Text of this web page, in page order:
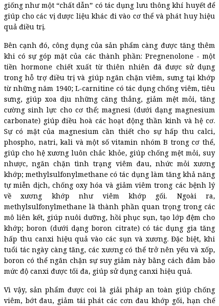
giống như một “chất dẫn” có tác dụng lưu thông khí huyết để
giúp cho các vị dược liệu khác đi vào cơ thể và phát huy hiệu
quả điều trị.
Bên cạnh đó, công dụng của sản phẩm càng được tăng thêm
khi có sự góp mặt của các thành phần: Pregnenolone - một
tiền hormone chiết xuất từ thiên nhiên đã được sử dụng
trong hỗ trợ điều trị và giúp ngăn chặn viêm, sưng tại khớp
từ những năm 1940; L-carnitine có tác dụng chống viêm, tiêu
sưng, giúp xoa dịu những căng thẳng, giảm mệt mỏi, tăng
cường sinh lực cho cơ thể; magnesi (dưới dạng magnesium
carbonate) giúp điều hoà các hoạt động thần kinh và hệ cơ.
Sự có mặt của magnesium cần thiết cho sự hấp thu calci,
phospho, natri, kali và một số vitamin nhóm B trong cơ thể,
giúp cho hệ xương luôn chắc khỏe, giúp chống mệt mỏi, suy
nhược, ngăn chặn tình trạng viêm đau, nhức mỏi xương
khớp; methylsulfonylmethane có tác dụng làm tăng khả năng
tự miễn dịch, chống oxy hóa và giảm viêm trong các bệnh lý
về xương khớp như viêm khớp gối. Ngoài ra,
methylsulfonylmethane là thành phần quan trọng trong các
mô liên kết, giúp nuôi dưỡng, hồi phục sụn, tạo lớp đệm cho
khớp; boron (dưới dạng boron citrate) có tác dụng gia tăng
hấp thu canxi hiệu quả vào các sụn và xương. Đặc biệt, khi
tuổi tác ngày càng tăng, các xương có thể trở nên yếu và xốp,
boron có thể ngăn chặn sự suy giảm này bằng cách đảm bảo
mức độ canxi được tối đa, giúp sử dụng canxi hiệu quả.
Vì vậy, sản phẩm được coi là giải pháp an toàn giúp chống
viêm, bớt đau, giảm tái phát các cơn đau khớp gối, hạn chế